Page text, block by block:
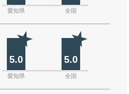
愛知県 全国
5.0 5.0
愛知県 全国